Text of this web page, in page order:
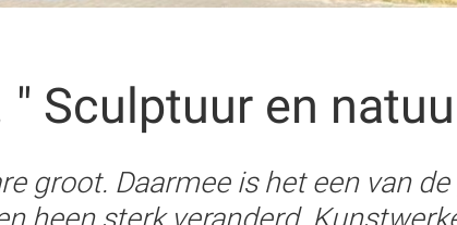
Sculptuur en
groot. Daarmee is het een van